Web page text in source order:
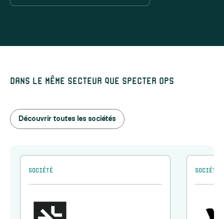
Dans le même secteur que Specter Ops
Découvrir toutes les sociétés
Société Société